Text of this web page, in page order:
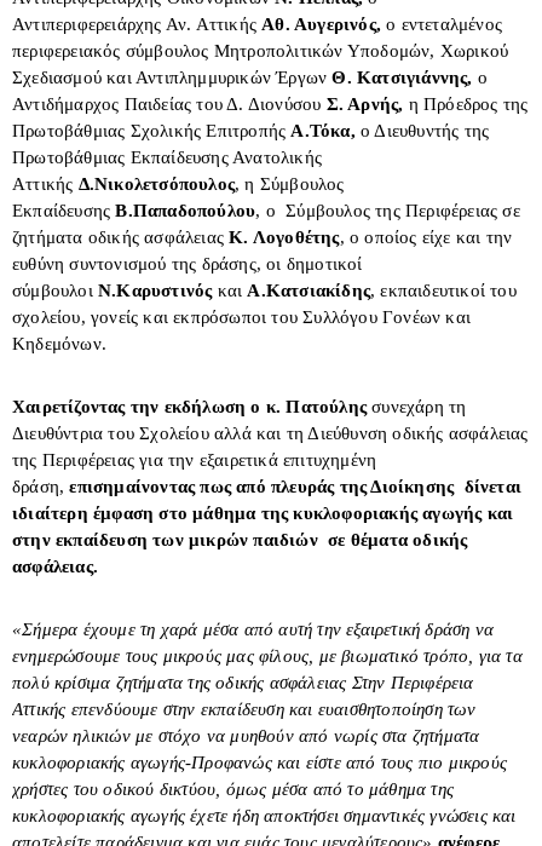
Αντιπεριφερειάρχης Αν. ΑττικήςΑθ. Αυγερινός, ο εντεταλμένος
περιφερειακός σύμβουλος Μητροπολιτικών Υποδομών, Χωρικού
Σχεδιασμού και Αντιπλημμυρικών ΈργωνΘ. Κατσιγιάννης, ο
Αντιδήμαρχος Παιδείας του Δ. Διονύσου Σ. Αρνής, η Πρόεδρος της
Πρωτοβάθμιας Σχολικής ΕπιτροπήςΑ.Τόκα,ο Διευθυντής της
Πρωτοβάθμιας Εκπαίδευσης Ανατολικής
Αττικής Δ.Νικολετσόπουλος, η Σύμβουλος
ΕκπαίδευσηςΒ.Παπαδοπούλου, ο Σύμβουλος της Περιφέρειας σε
ζητήματα οδικής ασφάλειαςΚ. Λογοθέτης, ο οποίος είχε και την
ευθύνη συντονισμού της δράσης, οι δημοτικοί
σύμβουλοι Ν.ΚαρυστινόςκαιΑ.Κατσιακίδης, εκπαιδευτικοί του
σχολείου, γονείς και εκπρόσωποι του Συλλόγου Γονέων και
Κηδεμόνων.
Χαιρετίζοντας την εκδήλωση ο κ. Πατούληςσυνεχάρη τη
Διευθύντρια του Σχολείου αλλά και τη Διεύθυνση οδικής ασφάλειας
της Περιφέρειας για την εξαιρετικά επιτυχημένη
δράση,επισημαίνοντας πως από πλευράς της Διοίκησης δίνεται
ιδιαίτερη έμφαση στο μάθημα της κυκλοφοριακής αγωγής και
στην εκπαίδευση των μικρών παιδιών σε θέματα οδικής
ασφάλειας.
«Σήμερα έχουμε τη χαρά μέσα από αυτή την εξαιρετική δράση να
ενημερώσουμε τους μικρούς μας φίλους, με βιωματικό τρόπο, για τα
πολύ κρίσιμα ζητήματα της οδικής ασφάλειας Στην Περιφέρεια
Αττικής επενδύουμε στην εκπαίδευση και ευαισθητοποίηση των
νεαρών ηλικιών με στόχο να μυηθούν από νωρίς στα ζητήματα
κυκλοφοριακής αγωγής-Προφανώς και είστε από τους πιο μικρούς
χρήστες του οδικού δικτύου, όμως μέσα από το μάθημα της
κυκλοφοριακής αγωγής έχετε ήδη αποκτήσει σημαντικές γνώσεις και